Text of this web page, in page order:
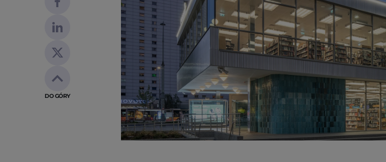
DO GÓRY